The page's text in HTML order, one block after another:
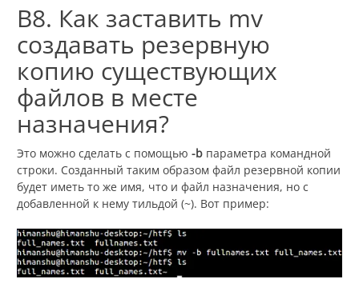
В8. Как заставить mv
создавать резервную
копию существующих
файлов в месте
назначения?
Это можно сделать с помощью -b параметра командной
строки. Созданный таким образом файл резервной копии
будет иметь то же имя, что и файл назначения, но с
добавленной к нему тильдой (~). Вот пример: